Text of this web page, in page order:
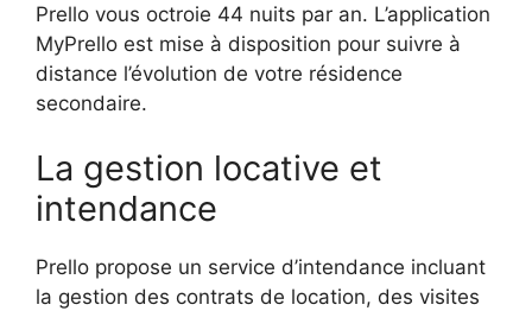
Prello vous octroie 44 nuits par an. L’application
MyPrello est mise à disposition pour suivre à
distance l’évolution de votre résidence
secondaire.
La gestion locative et
intendance
Prello propose un service d’intendance incluant
la gestion des contrats de location, des visites